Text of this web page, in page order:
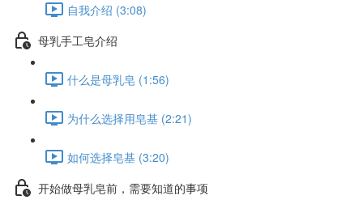
自我介绍 (3:08)
母乳手工皂介绍
什么是母乳皂 (1:56)
为什么选择用皂基 (2:21)
如何选择皂基 (3:20)
开始做母乳皂前，需要知道的事项